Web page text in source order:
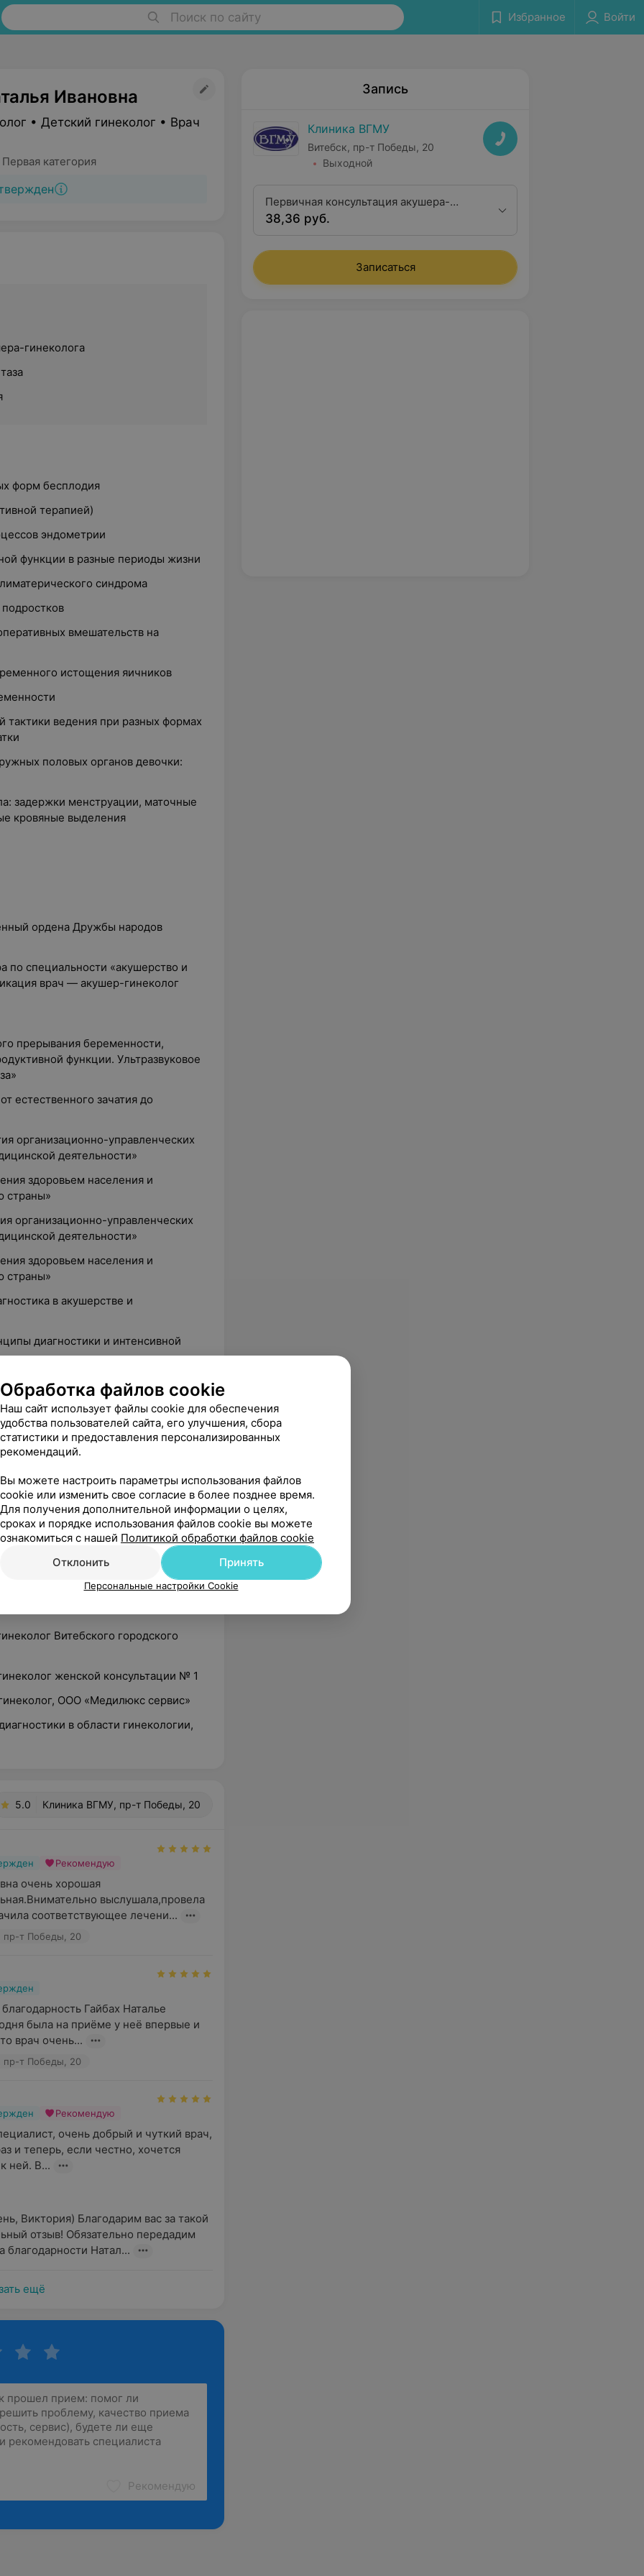
Поиск по сайту Избранное Войти
Ивановна
• Детский гинеколог • Врач
категория
гинеколога
форм бесплодия
терапией)
эндометрии
функции в разные периоды жизни
синдрома
вмешательств на
истощения яичников
тактики ведения при разных формах
половых органов девочки:
задержки менструации, маточные
кровяные выделения
ордена Дружбы народов
по специальности «акушерство и
врач — акушер-гинеколог
прерывания беременности,
функции. Ультразвуковое
естественного зачатия до
организационно-управленческих
деятельности»
здоровьем населения и
страны»
организационно-управленческих
деятельности»
здоровьем населения и
страны»
в акушерстве и
диагностики и интенсивной
и рожениц с акушерской
диагностики»
в акушерстве и гинекологии»
плода»
в акушерстве и
в акушерстве и гинекологии»
Витебского городской
Витебского городского
женской консультации № 1
ООО «Медилюкс сервис»
в области гинекологии,
5.0 Клиника ВГМУ, пр-т Победы, 20
Рекомендую
очень хорошая
выслушала,провела
соответствующее лечени...
пр-т Победы, 20
Гайбах Наталье
была на приёме у неё впервые и
врач очень...
пр-т Победы, 20
Рекомендую
очень добрый и чуткий врач,
и теперь, если честно, хочется
ней. В...
Виктория) Благодарим вас за такой
отзыв! Обязательно передадим
благодарности Натал...
ещё
Рекомендую
Запись
Клиника ВГМУ
Витебск, пр-т Победы, 20
Выходной
Первичная консультация акушера-
гинеколога 1 квалификационной
38,36 руб.
Записаться
Обработка файлов cookie
Наш сайт использует файлы cookie для обеспечения
удобства пользователей сайта, его улучшения, сбора
статистики и предоставления персонализированных
рекомендаций.
Вы можете настроить параметры использования файлов
cookie или изменить свое согласие в более позднее время.
Для получения дополнительной информации о целях,
сроках и порядке использования файлов cookie вы можете
ознакомиться с нашей Политикой обработки файлов cookie
Отклонить
Принять
Персональные настройки Cookie